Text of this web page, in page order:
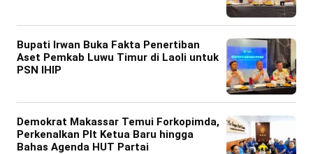
Bupati Irwan Buka Fakta Penertiban
Aset Pemkab Luwu Timur di Laoli untuk
PSN IHIP
Demokrat Makassar Temui Forkopimda,
Perkenalkan Plt Ketua Baru hingga
Bahas Agenda HUT Partai